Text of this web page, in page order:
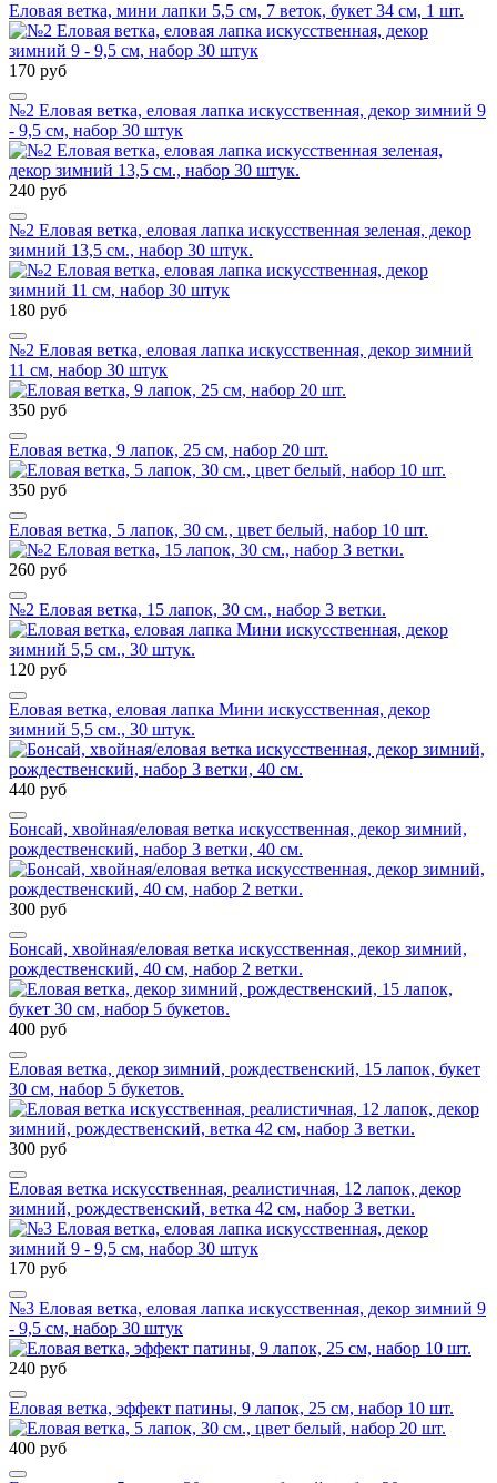
Еловая ветка, мини лапки 5,5 см, 7 веток, букет 34 см, 1 шт.
170 руб
№2 Еловая ветка, еловая лапка искусственная, декор зимний 9
- 9,5 см, набор 30 штук
240 руб
№2 Еловая ветка, еловая лапка искусственная зеленая, декор
зимний 13,5 см., набор 30 штук.
180 руб
№2 Еловая ветка, еловая лапка искусственная, декор зимний
11 см, набор 30 штук
350 руб
Еловая ветка, 9 лапок, 25 см, набор 20 шт.
350 руб
Еловая ветка, 5 лапок, 30 см., цвет белый, набор 10 шт.
260 руб
№2 Еловая ветка, 15 лапок, 30 см., набор 3 ветки.
120 руб
Еловая ветка, еловая лапка Мини искусственная, декор
зимний 5,5 см., 30 штук.
440 руб
Бонсай, хвойная/еловая ветка искусственная, декор зимний,
рождественский, набор 3 ветки, 40 см.
300 руб
Бонсай, хвойная/еловая ветка искусственная, декор зимний,
рождественский, 40 см, набор 2 ветки.
400 руб
Еловая ветка, декор зимний, рождественский, 15 лапок, букет
30 см, набор 5 букетов.
300 руб
Еловая ветка искусственная, реалистичная, 12 лапок, декор
зимний, рождественский, ветка 42 см, набор 3 ветки.
170 руб
№3 Еловая ветка, еловая лапка искусственная, декор зимний 9
- 9,5 см, набор 30 штук
240 руб
Еловая ветка, эффект патины, 9 лапок, 25 см, набор 10 шт.
400 руб